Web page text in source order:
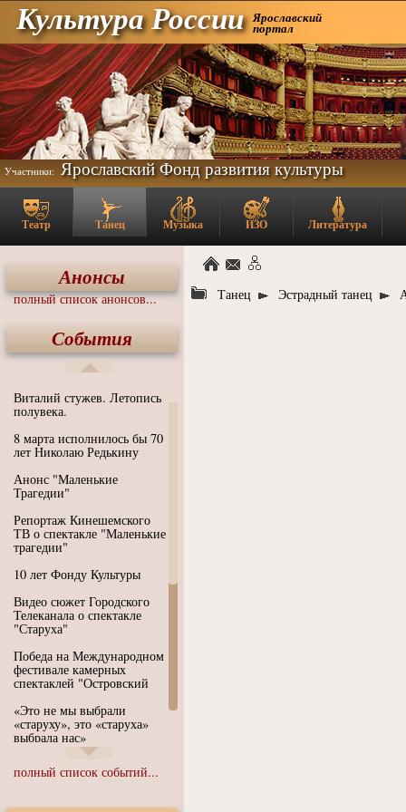
Культура России Ярославский
портал
Участники: Ярославский Фонд развития культуры
Театр Танец Музыка ИЗО Литература
Анонсы
полный список анонсов...
События
Виталий стужев. Летопись
полувека.
8 марта исполнилось бы 70
лет Николаю Редькину
Анонс "Маленькие
Трагедии"
Репортаж Кинешемского
ТВ о спектакле "Маленькие
трагедии"
10 лет Фонду Культуры
Видео сюжет Городского
Телеканала о спектакле
"Старуха"
Победа на Международном
фестивале камерных
спектаклей "Островский
«Это не мы выбрали
«старуху», это «старуха»
выбрала нас»
Иммерсивный спектакль
"Язык чистого полета
полный список событий...
Танец Эстрадный танец